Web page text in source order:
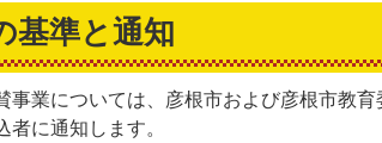
基準と通知
事業については、彦根市および彦根市教
者に通知します。